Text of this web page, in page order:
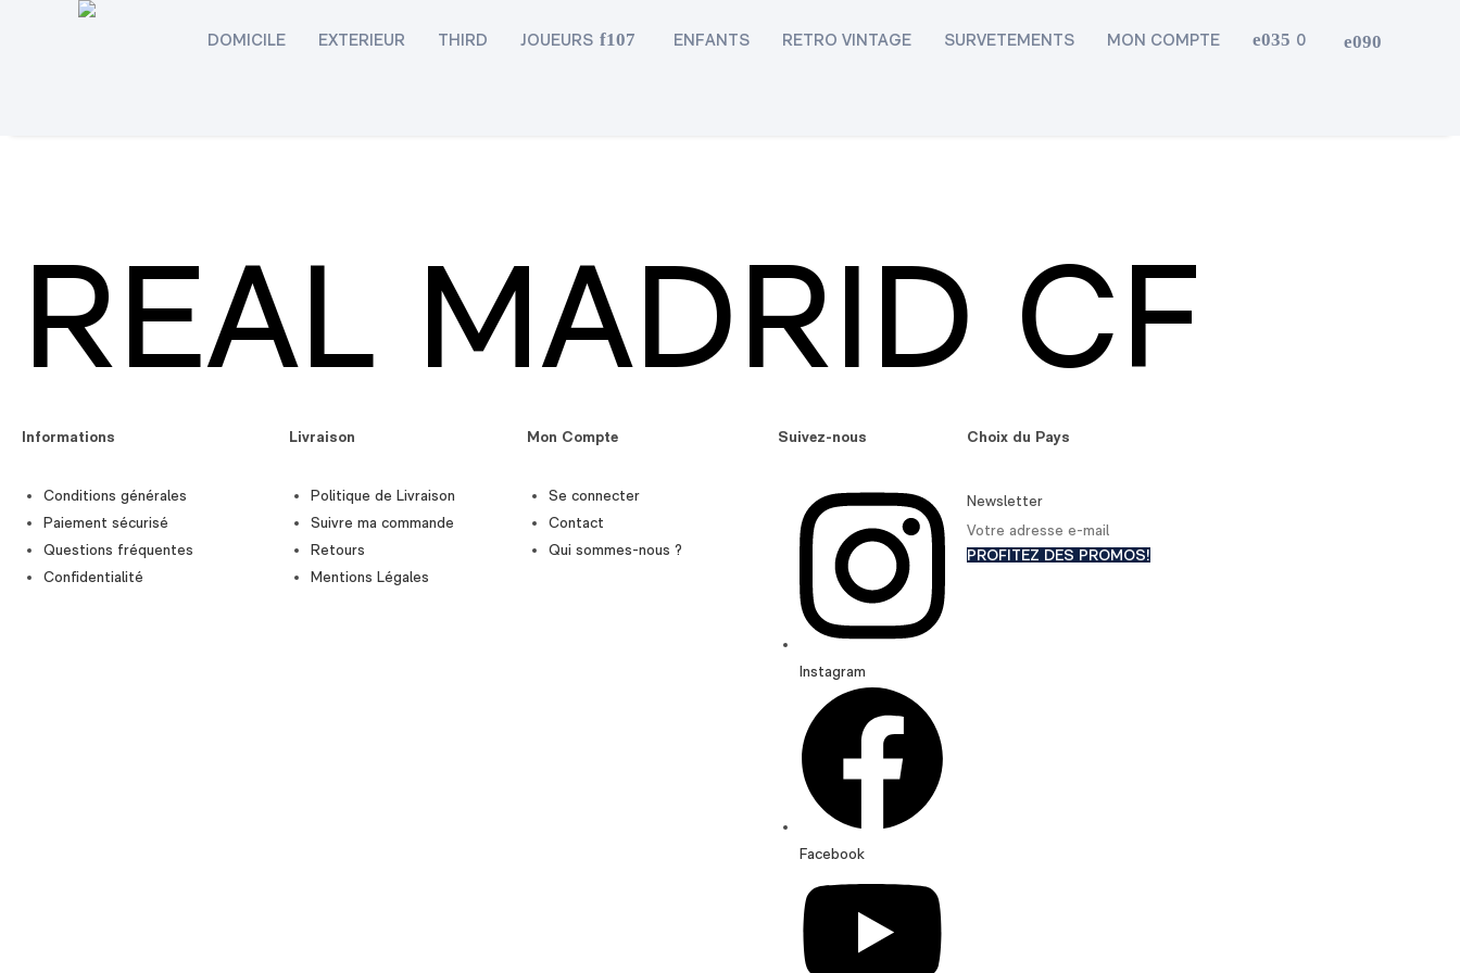
DOMICILE EXTERIEUR THIRD JOUEURS ENFANTS RETRO VINTAGE SURVETEMENTS MON COMPTE 0
REAL MADRID CF
Informations
Conditions générales
Paiement sécurisé
Questions fréquentes
Confidentialité
Livraison
Politique de Livraison
Suivre ma commande
Retours
Mentions Légales
Mon Compte
Se connecter
Contact
Qui sommes-nous ?
Suivez-nous
Instagram
Facebook
Choix du Pays
Newsletter
PROFITEZ DES PROMOS!